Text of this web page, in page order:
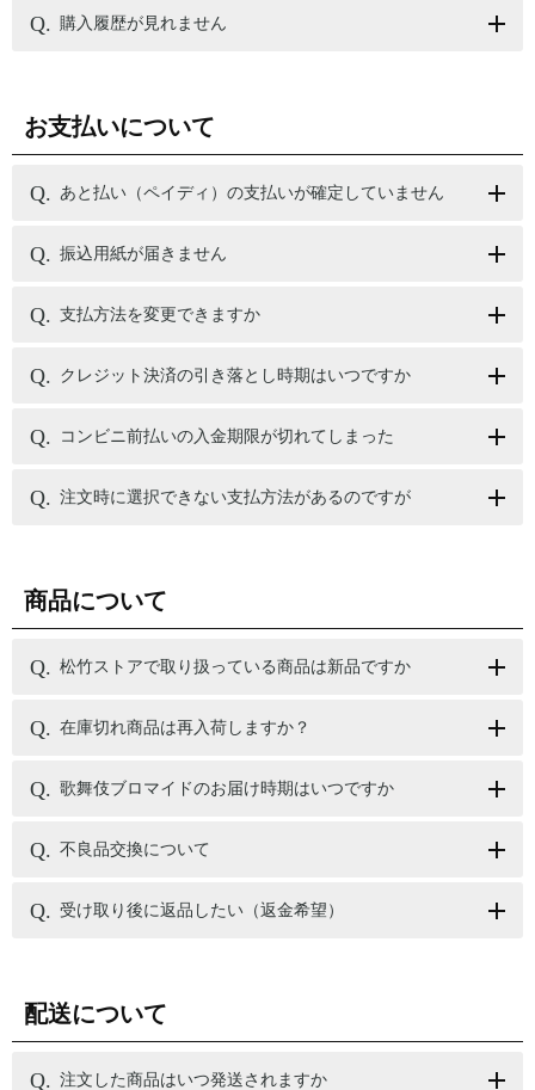
購入履歴が見れません
お支払いについて
あと払い（ペイディ）の支払いが確定していません
振込用紙が届きません
支払方法を変更できますか
クレジット決済の引き落とし時期はいつですか
コンビニ前払いの入金期限が切れてしまった
注文時に選択できない支払方法があるのですが
商品について
松竹ストアで取り扱っている商品は新品ですか
在庫切れ商品は再入荷しますか？
歌舞伎ブロマイドのお届け時期はいつですか
不良品交換について
受け取り後に返品したい（返金希望）
配送について
注文した商品はいつ発送されますか